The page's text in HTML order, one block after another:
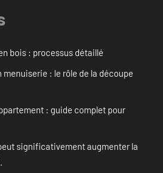
bois : processus détaillé
: le rôle de la découpe
: guide complet pour
significativement augmenter la